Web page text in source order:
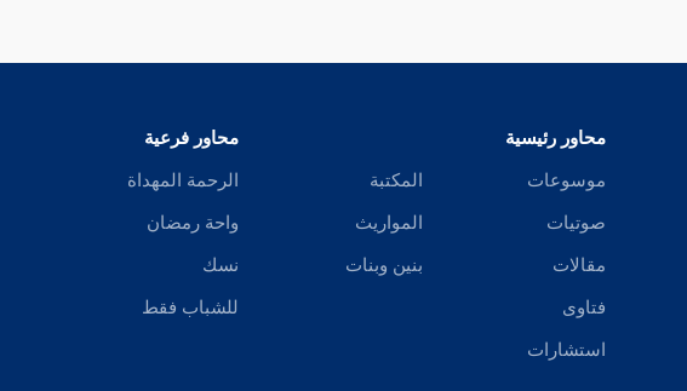
محاور رئيسية
موسوعات
صوتيات
مقالات
فتاوى
استشارات
المكتبة
المواريث
بنين وبنات
محاور فرعية
الرحمة المهداة
واحة رمضان
نسك
للشباب فقط